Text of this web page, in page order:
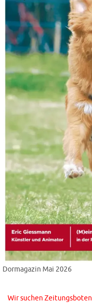
Dormagazin Mai 2026
Wir suchen Zeitungsboten